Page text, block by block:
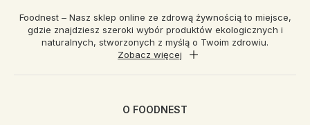
Foodnest – Nasz sklep online ze zdrową żywnością to miejsce,
gdzie znajdziesz szeroki wybór produktów ekologicznych i
naturalnych, stworzonych z myślą o Twoim zdrowiu.
Zobacz więcej
O FOODNEST